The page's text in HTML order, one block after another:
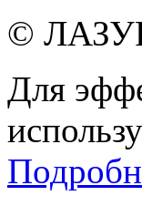
©
Для